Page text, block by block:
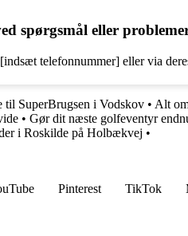
spørgsmål eller
telefonnummer] eller via
til SuperBrugsen i Vodskov • Alt
• Gør dit næste golfeventyr
i Roskilde på Holbækvej •
Pinterest TikTok